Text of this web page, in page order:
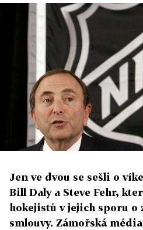
Jen ve dvou se sešli o
Bill Daly a Steve Fehr,
hokejistů v jejich sporu
smlouvy. Zámořská